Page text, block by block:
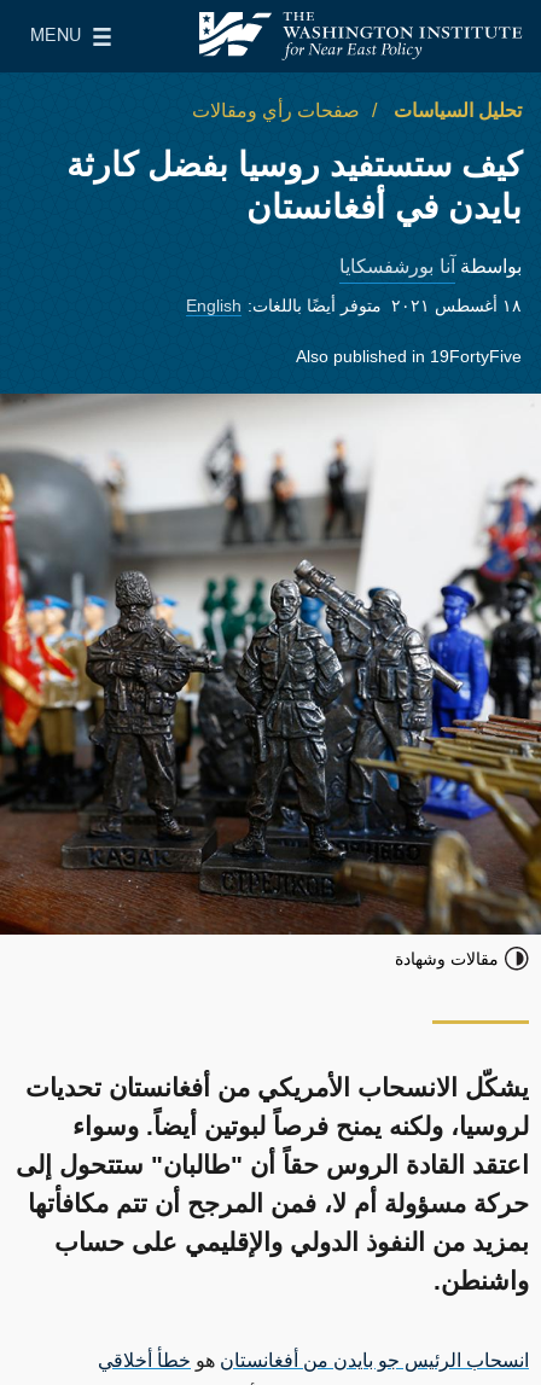
معهد واشنطن لسياسات الشرق الأدنى
MENU
Main Menu
تحليل السياسات صفحات رأي ومقالات
كيف ستستفيد روسيا بفضل كارثة
بايدن في أفغانستان
بواسطة آنا بورشفسكايا
١٨ أغسطس ٢٠٢١ متوفر أيضًا باللغات: English
Also published in 19FortyFive
مقالات وشهادة
يشكّل الانسحاب الأمريكي من أفغانستان تحديات
لروسيا، ولكنه يمنح فرصاً لبوتين أيضاً. وسواء
اعتقد القادة الروس حقاً أن "طالبان" ستتحول إلى
حركة مسؤولة أم لا، فمن المرجح أن تتم مكافأتها
بمزيد من النفوذ الدولي والإقليمي على حساب
واشنطن.
انسحاب الرئيس جو بايدن من أفغانستان هو خطأ أخلاقي